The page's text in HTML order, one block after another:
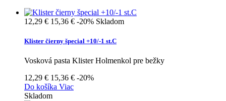
12,29 € 15,36 € -20% Skladom
Klister čierny špecial +10/-1 st.C
Vosková pasta Klister Holmenkol pre bežky
12,29 € 15,36 € -20%
Do košíka Viac
Skladom